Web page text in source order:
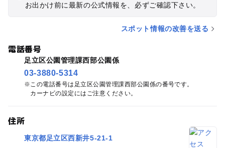
お出かけ前に最新の公式情報を、必ずご確認下さい。
スポット情報の改善を送る
電話番号
足立区公園管理課西部公園係
03-3880-5314
この電話番号は足立区公園管理課西部公園係の番号です。
カーナビの設定にはご注意ください。
住所
東京都足立区西新井5-21-1